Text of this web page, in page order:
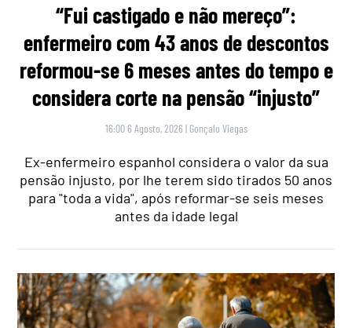
“Fui castigado e não mereço”:
enfermeiro com 43 anos de descontos
reformou-se 6 meses antes do tempo e
considera corte na pensão “injusto”
16:00 6 Agosto, 2026 | Gonçalo Viegas
Ex-enfermeiro espanhol considera o valor da sua
pensão injusto, por lhe terem sido tirados 50 anos
para "toda a vida", após reformar-se seis meses
antes da idade legal